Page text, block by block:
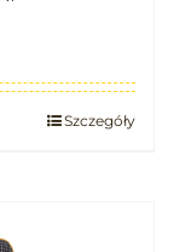
Szczegóły